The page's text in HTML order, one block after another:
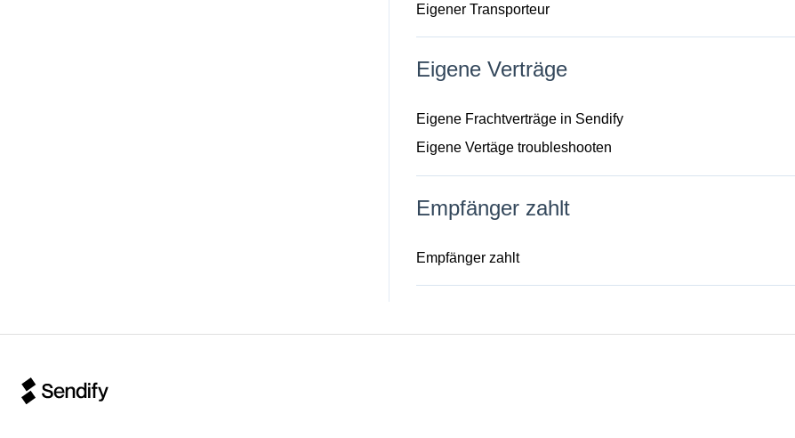
Eigener Transporteur
Eigene Verträge
Eigene Frachtverträge in Sendify
Eigene Vertäge troubleshooten
Empfänger zahlt
Empfänger zahlt